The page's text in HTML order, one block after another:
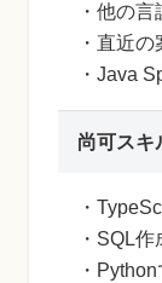
・他の
・直近
・Java
尚可スキ
・
・SQL作
・